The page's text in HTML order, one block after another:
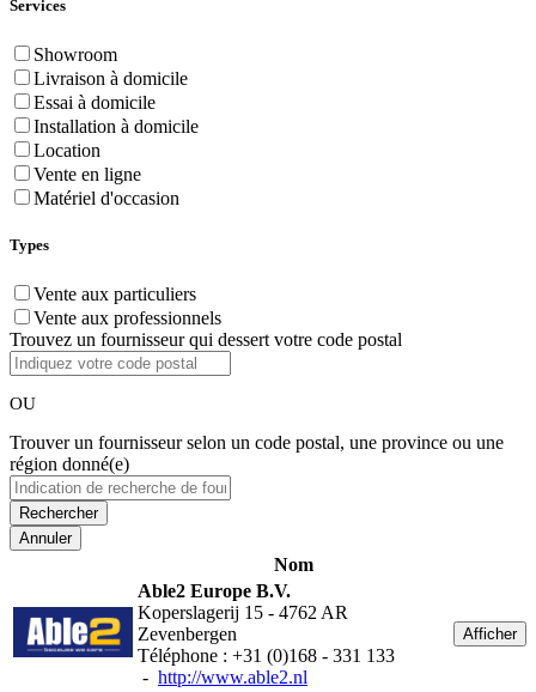
Services
Showroom
Livraison à domicile
Essai à domicile
Installation à domicile
Location
Vente en ligne
Matériel d'occasion
Types
Vente aux particuliers
Vente aux professionnels
Trouvez un fournisseur qui dessert votre code postal
OU
Trouver un fournisseur selon un code postal, une province ou une
région donné(e)
Annuler
Nom
Able2 Europe B.V.
Koperslagerij 15 - 4762 AR
Zevenbergen
Téléphone : +31 (0)168 - 331 133
- http://www.able2.nl
Afficher